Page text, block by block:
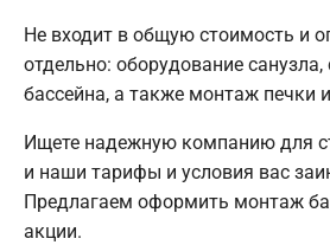
Не входит в общую стоимость и
отдельно: оборудование санузла,
бассейна, а также монтаж печки
Ищете надежную компанию для
и наши тарифы и условия вас
Предлагаем оформить монтаж
акции.